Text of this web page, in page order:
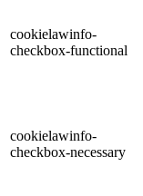
cookielawinfo-
checkbox-functional
cookielawinfo-
checkbox-necessary